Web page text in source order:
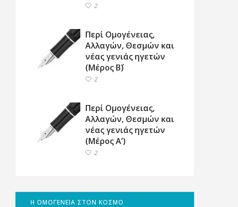
2
Περί Ομογένειας,
Αλλαγών, Θεσμών και
νέας γενιάς ηγετών
(Μέρος Β΄)
2
Περί Ομογένειας,
Αλλαγών, Θεσμών και
νέας γενιάς ηγετών
(Μέρος Α’)
2
Η ΟΜΟΓΕΝΕΙΑ ΣΤΟΝ ΚΟΣΜΟ